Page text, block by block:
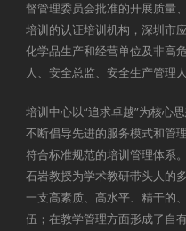
督管理委员会批准的开展质量
培训的认证培训机构，深圳市
化学品生产和经营单位及非高
人、安全总监、安全生产管理
培训中心以“追求卓越”为核心
不断倡导先进的服务模式和管
符合标准规范的培训管理体系
石岩教授为学术教研带头人的
一支高素质、高水平、精干的
伍；在教学管理方面形成了自